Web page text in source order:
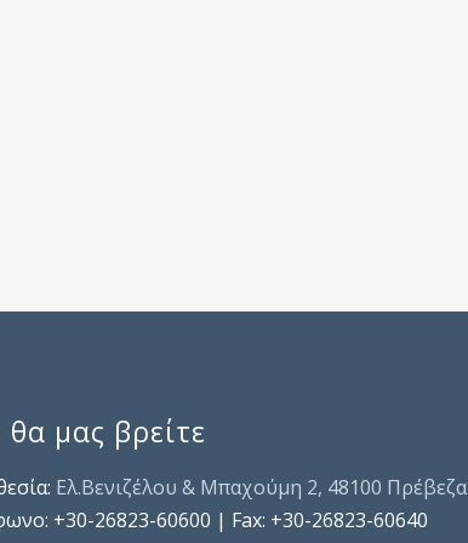
μας βρείτε
Ελ.Βενιζέλου & Μπαχούμη 2, 48100 Πρέβεζα
+30-26823-60600 | Fax: +30-26823-60640